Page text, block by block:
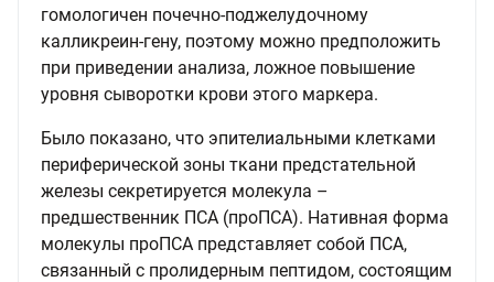
гомологичен почечно‐поджелудочному
калликреин‐гену, поэтому можно предположить
при приведении анализа, ложное повышение
уровня сыворотки крови этого маркера.
Было показано, что эпителиальными клетками
периферической зоны ткани предстательной
железы секретируется молекула –
предшественник ПСА (проПСА). Нативная форма
молекулы проПСА представляет собой ПСА,
связанный с пролидерным пептидом, состоящим